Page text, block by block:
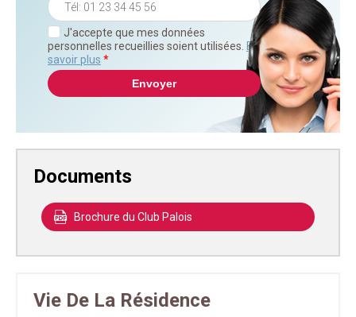
J'accepte que mes données
personnelles recueillies soient utilisées. En
savoir plus *
Documents
Brochure du Club Palois
Vie De La Résidence